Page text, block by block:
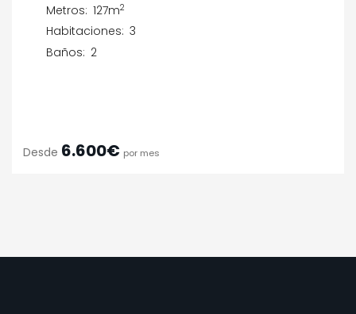
Metros: 127m2
Habitaciones: 3
Baños: 2
Desde 6.600€ por mes